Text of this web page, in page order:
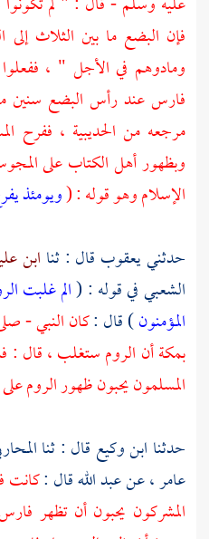
فإن البضع ما بين الثلاث إلى
ومادوهم في الأجل " ،
فارسعند رأس البضع سنين
مرجعه من الحديبية ، ففرح
وبظهور أهل الكتاب على
الإسلام وهو قوله : (ويومئذ
حدثنييعقوب قال : ثنا ابن
الشعبيفي قوله : (الم غلبت
المؤمنون) قال :كان النبي -
بمكةأن الرومستغلب ، قال :
المسلمون يحبون ظهورالرومعلى
حدثنا ابن وكيع قال : ثنا
عامر ،عنعبد اللهقال :كانت
المشركون يحبون أن تظهر